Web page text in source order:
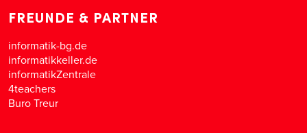
FREUNDE & PARTNER
informatik-bg.de
informatikkeller.de
informatikZentrale
4teachers
Buro Treur